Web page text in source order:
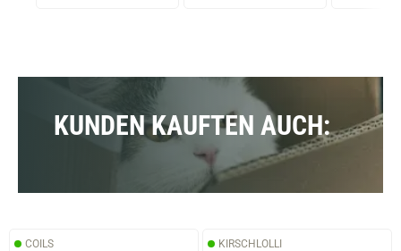
KUNDEN KAUFTEN AUCH:
COILS KIRSCHLOLLI